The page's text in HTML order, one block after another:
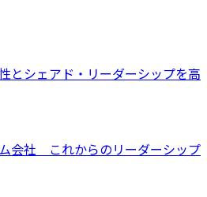
とシェアド・リーダーシップを高
会社 これからのリーダーシップ